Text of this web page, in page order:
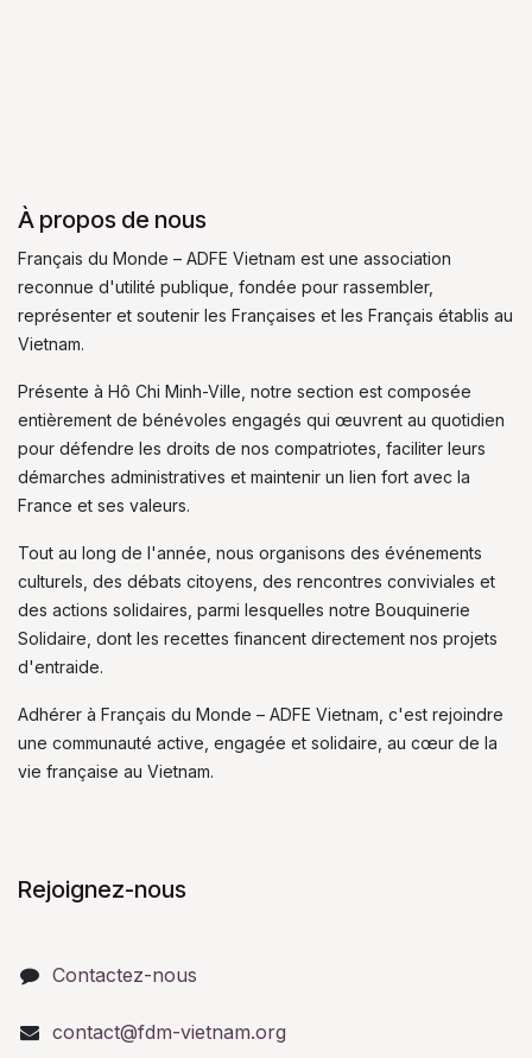
À propos de nous
Français du Monde – ADFE Vietnam est une association
reconnue d'utilité publique, fondée pour rassembler,
représenter et soutenir les Françaises et les Français établis au
Vietnam.
Présente à Hô Chi Minh-Ville, notre section est composée
entièrement de bénévoles engagés qui œuvrent au quotidien
pour défendre les droits de nos compatriotes, faciliter leurs
démarches administratives et maintenir un lien fort avec la
France et ses valeurs.
Tout au long de l'année, nous organisons des événements
culturels, des débats citoyens, des rencontres conviviales et
des actions solidaires, parmi lesquelles notre Bouquinerie
Solidaire, dont les recettes financent directement nos projets
d'entraide.
Adhérer à Français du Monde – ADFE Vietnam, c'est rejoindre
une communauté active, engagée et solidaire, au cœur de la
vie française au Vietnam.
Rejoignez-nous
Contactez-nous
contact@fdm-vietnam.org